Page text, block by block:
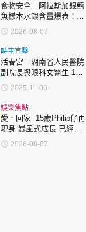
食物安全｜阿拉斯加銀鱈
魚樣本水銀含量爆表！或
令視力聽覺記憶力永久受
損
2026-08-07
時事直擊
活春宮｜湖南省人民醫院
副院長與眼科女醫生 17
分鐘「激戰」片流出 動作
露骨 網上瘋傳
2025-11-06
娛樂焦點
愛．回家│15歲Philip仔再
現身 暴風式成長 已經高
過「三太」樊亦敏！
2026-08-07